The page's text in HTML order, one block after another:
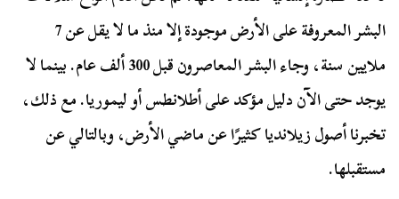
البشر المعروفة على الأرض موجودة إلا منذ ما لا يقل عن 7
ملايين سنة، وجاء البشر المعاصرون قبل 300 ألف عام. بينما لا
يوجد حتى الآن دليل مؤكد على أطلانطس أو ليموريا. مع ذلك،
تخبرنا أصول زيلانديا كثيرًا عن ماضي الأرض، وبالتالي عن
مستقبلها.